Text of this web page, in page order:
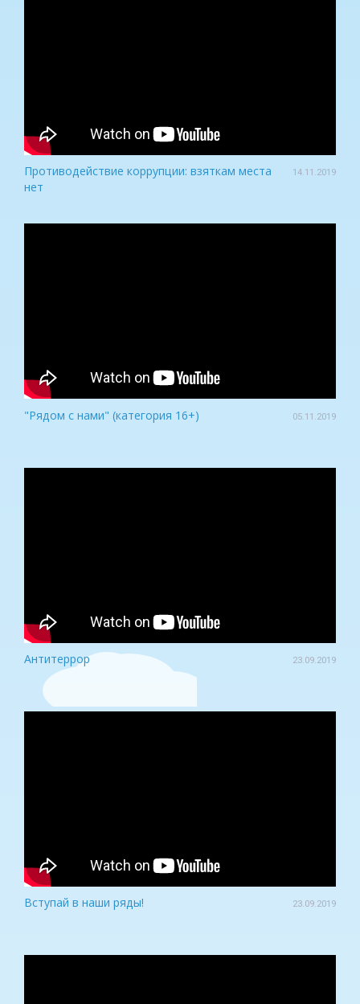
Противодействие коррупции: взяткам места
нет
14.11.2019
"Рядом с нами" (категория 16+) 05.11.2019
Антитеррор 23.09.2019
Вступай в наши ряды! 23.09.2019